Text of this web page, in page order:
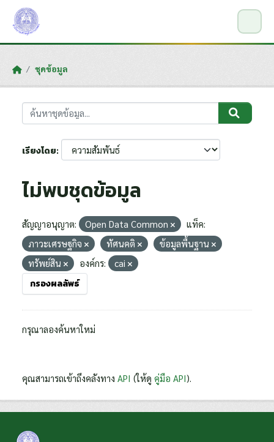
Skip to main content
ชุดข้อมูล
เรียงโดย
ไม่พบชุดข้อมูล
สัญญาอนุญาต: Open Data Common
แท็ค:
ภาวะเศรษฐกิจ
ทัศนคติ
ข้อมูลพื้นฐาน
ทรัพย์สิน
องค์กร: cai
กรองผลลัพธ์
กรุณาลองค้นหาใหม่
คุณสามารถเข้าถึงคลังทาง API (ให้ดู คู่มือ API).